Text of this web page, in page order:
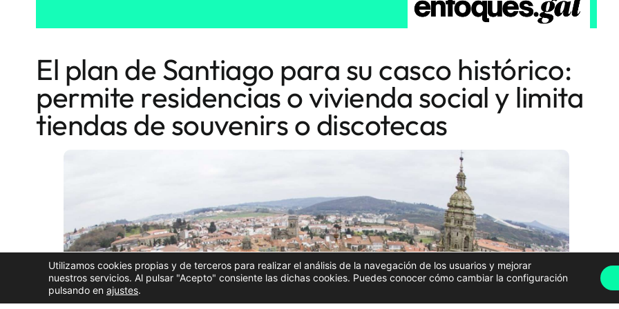
El plan de Santiago para su casco histórico:
permite residencias o vivienda social y limita
tiendas de souvenirs o discotecas
Utilizamos cookies propias y de terceros para realizar el análisis de la navegación de los usuarios y mejorar
nuestros servicios. Al pulsar "Acepto" consiente las dichas cookies. Puedes conocer cómo cambiar la configuración
pulsando en ajustes.